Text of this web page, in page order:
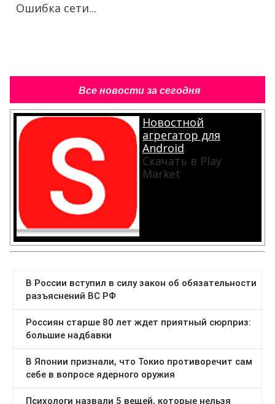
Ошибка сети...
Все новости за сегодня
Новостной
агрегатор для
Android
Скачать в Play
Market